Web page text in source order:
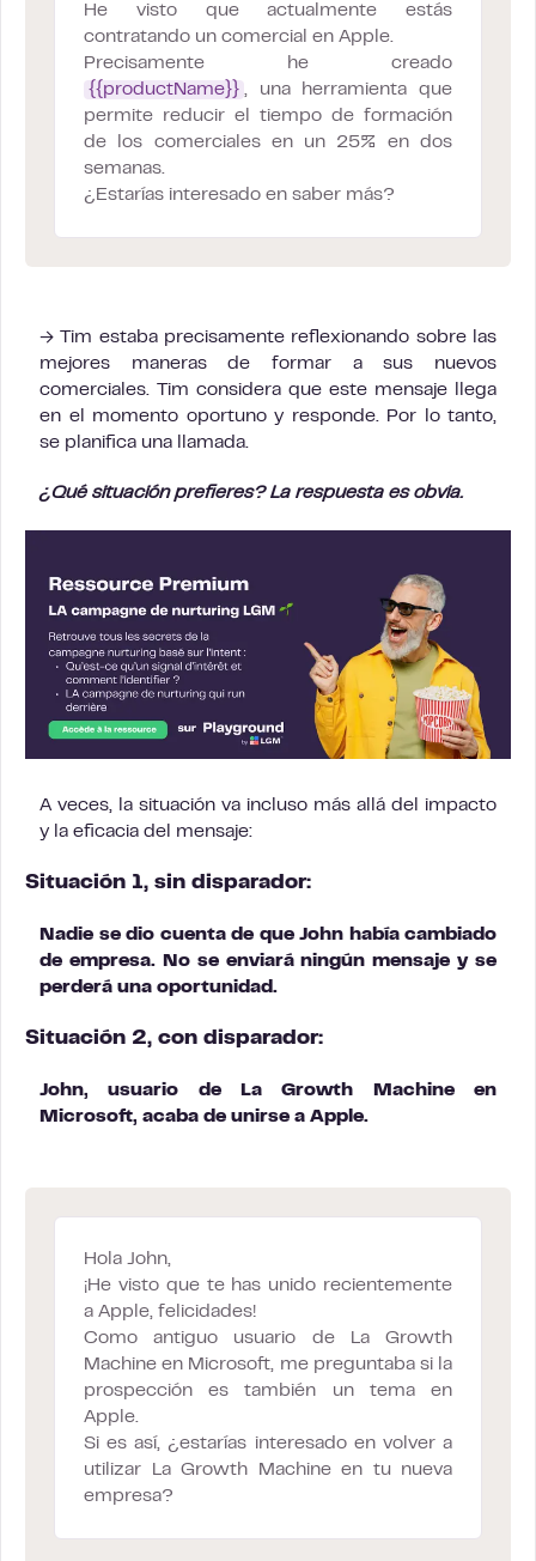
He visto que actualmente estás
contratando un comercial en Apple.
Precisamente he creado
{{productName}}
, una herramienta que
permite reducir el tiempo de formación
de los comerciales en un 25% en dos
semanas.
¿Estarías interesado en saber más?
→ Tim estaba precisamente reflexionando sobre las
mejores maneras de formar a sus nuevos
comerciales. Tim considera que este mensaje llega
en el momento oportuno y responde. Por lo tanto,
se planifica una llamada.
¿Qué situación prefieres? La respuesta es obvia.
A veces, la situación va incluso más allá del impacto
y la eficacia del mensaje:
Situación 1, sin disparador:
Nadie se dio cuenta de que John había cambiado
de empresa. No se enviará ningún mensaje y se
perderá una oportunidad.
Situación 2, con disparador:
John, usuario de La Growth Machine en
Microsoft, acaba de unirse a Apple.
Hola John,
¡He visto que te has unido recientemente
a Apple, felicidades!
Como antiguo usuario de La Growth
Machine en Microsoft, me preguntaba si la
prospección es también un tema en
Apple.
Si es así, ¿estarías interesado en volver a
utilizar La Growth Machine en tu nueva
empresa?